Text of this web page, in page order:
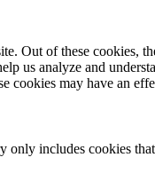
of these cookies,
us analyze and
cookies may have an
includes cookies